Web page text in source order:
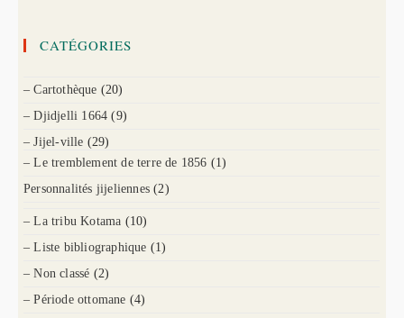
CATÉGORIES
– Cartothèque (20)
– Djidjelli 1664 (9)
– Jijel-ville (29)
– Le tremblement de terre de 1856 (1)
Personnalités jijeliennes (2)
– La tribu Kotama (10)
– Liste bibliographique (1)
– Non classé (2)
– Période ottomane (4)